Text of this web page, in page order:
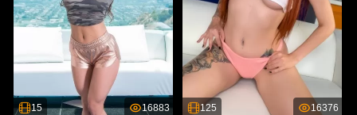
15 16883 125 16376